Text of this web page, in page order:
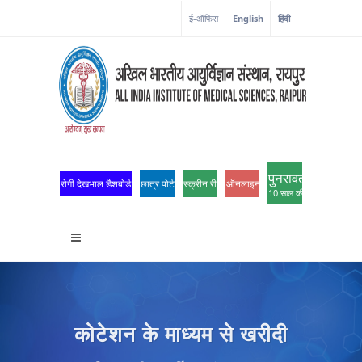
ई-ऑफिस English हिंदी
रोगी देखभाल डैशबोर्ड छात्र पोर्टल स्क्रीन रीडर एक्सेसऑनलाइन ओपीडी पंजीकरण
पुनरावर्तन
10 साल की उत्कृष्टता
कोटेशन के माध्यम से खरीदी